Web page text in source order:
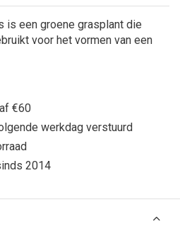
een groene grasplant die
voor het vormen van een
€60
werkdag verstuurd
2014